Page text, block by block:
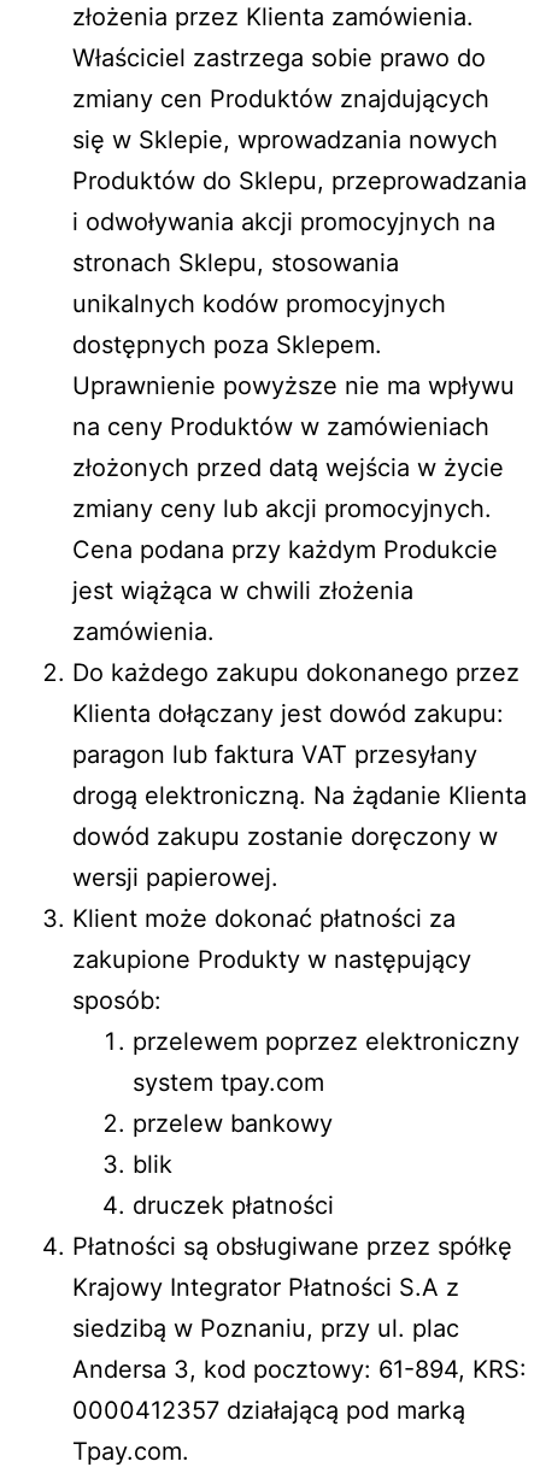
złożenia przez Klienta zamówienia.
Właściciel zastrzega sobie prawo do
zmiany cen Produktów znajdujących
się w Sklepie, wprowadzania nowych
Produktów do Sklepu, przeprowadzania
i odwoływania akcji promocyjnych na
stronach Sklepu, stosowania
unikalnych kodów promocyjnych
dostępnych poza Sklepem.
Uprawnienie powyższe nie ma wpływu
na ceny Produktów w zamówieniach
złożonych przed datą wejścia w życie
zmiany ceny lub akcji promocyjnych.
Cena podana przy każdym Produkcie
jest wiążąca w chwili złożenia
zamówienia.
Do każdego zakupu dokonanego przez
Klienta dołączany jest dowód zakupu:
paragon lub faktura VAT przesyłany
drogą elektroniczną. Na żądanie Klienta
dowód zakupu zostanie doręczony w
wersji papierowej.
Klient może dokonać płatności za
zakupione Produkty w następujący
sposób:
przelewem poprzez elektroniczny
system tpay.com
przelew bankowy
blik
druczek płatności
Płatności są obsługiwane przez spółkę
Krajowy Integrator Płatności S.A z
siedzibą w Poznaniu, przy ul. plac
Andersa 3, kod pocztowy: 61-894, KRS:
0000412357 działającą pod marką
Tpay.com.